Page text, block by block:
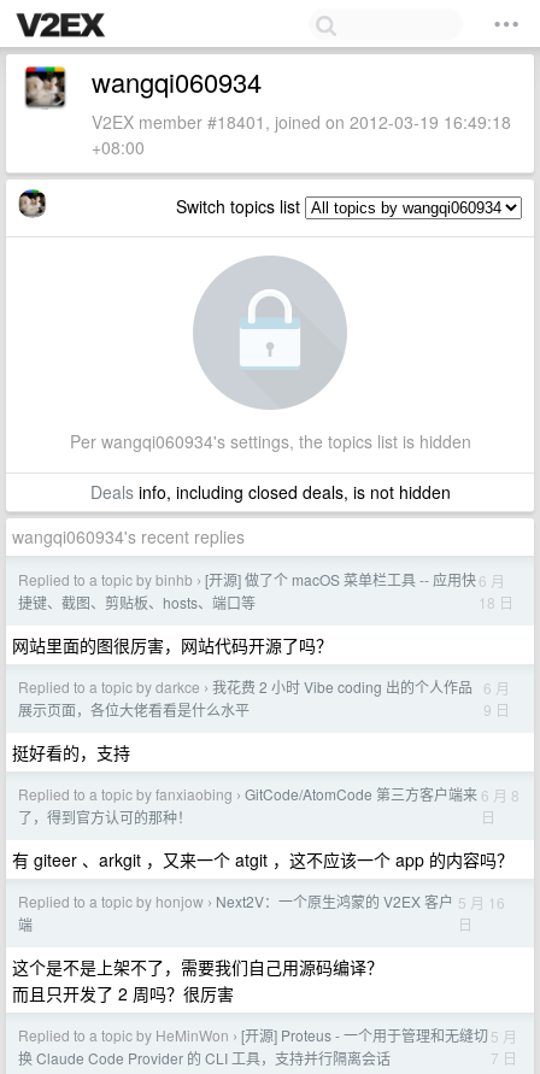
wangqi060934
V2EX member #18401, joined on 2012-03-19 16:49:18
+08:00
Switch topics list
Per wangqi060934's settings, the topics list is hidden
Dealsinfo, including closed deals, is not hidden
wangqi060934's recent replies
Replied to a topic by binhb › [开源] 做了个 macOS 菜单栏工具 -- 应用快
捷键、截图、剪贴板、hosts、端口等
6 月
18 日
网站里面的图很厉害，网站代码开源了吗？
Replied to a topic by darkce › 我花费 2 小时 Vibe coding 出的个人作品
展示页面，各位大佬看看是什么水平
6 月
9 日
挺好看的，支持
Replied to a topic by fanxiaobing › GitCode/AtomCode 第三方客户端来
了，得到官方认可的那种！
6 月 8
日
有 giteer 、arkgit ，又来一个 atgit ，这不应该一个 app 的内容吗？
Replied to a topic by honjow › Next2V：一个原生鸿蒙的 V2EX 客户
端
5 月 16
日
这个是不是上架不了，需要我们自己用源码编译？
而且只开发了 2 周吗？很厉害
Replied to a topic by HeMinWon › [开源] Proteus - 一个用于管理和无缝切
换 Claude Code Provider 的 CLI 工具，支持并行隔离会话
5 月
7 日